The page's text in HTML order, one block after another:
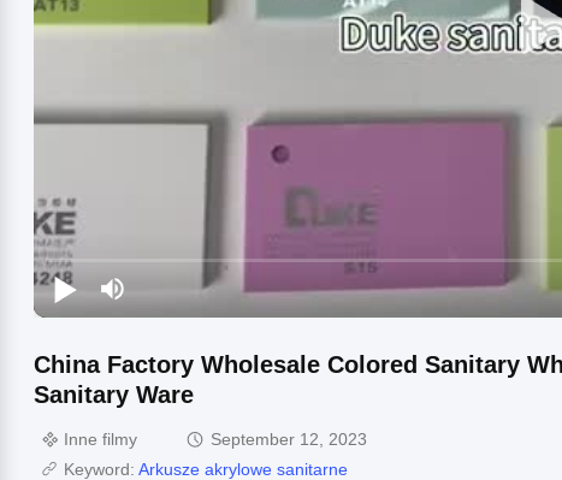
China Factory Wholesale Colored Sanitary
Sanitary Ware
Inne filmy
September 12, 2023
Keyword: Arkusze akrylowe sanitarne